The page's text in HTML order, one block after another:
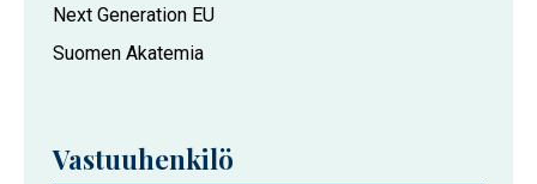
Next Generation EU
Suomen Akatemia
Vastuuhenkilö